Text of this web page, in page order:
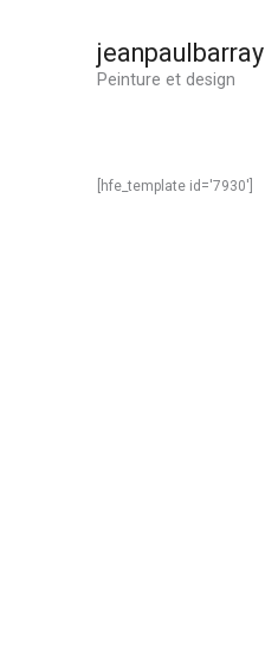
jeanpaulbarray
Peinture et design
[hfe_template id='7930']